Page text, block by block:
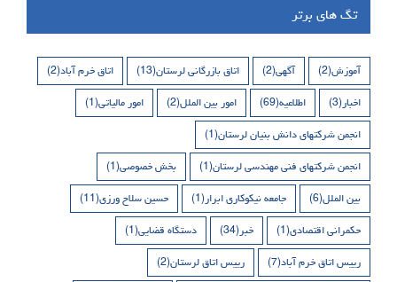
تگ های برتر
آموزش(2) آگهی(2) اتاق بازرگانی لرستان(13) اتاق خرم آباد(2)
اخبار(3) اطلاعیه(69) امور بین الملل(2) امور مالیاتی(1)
انجمن شرکتهای دانش بنیان لرستان(1)
انجمن شرکتهای فنی مهندسی لرستان(1) بخش خصوصی(1)
بین الملل(6) جامعه نیکوکاری ابرار(1) حسین سلاح ورزی(11)
حکمرانی اقتصادی(1) خبر(34) دستگاه قضایی(1)
رییس اتاق خرم آباد(7) رییس اتاق لرستان(2)